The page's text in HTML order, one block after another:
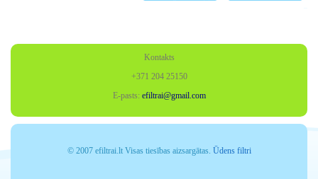
Kontakts
+371 204 25150
E-pasts: efiltrai@gmail.com
© 2007 efiltrai.lt Visas tiesības aizsargātas. Ūdens filtri